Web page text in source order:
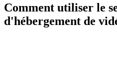
Comment utiliser le
d'hébergement de